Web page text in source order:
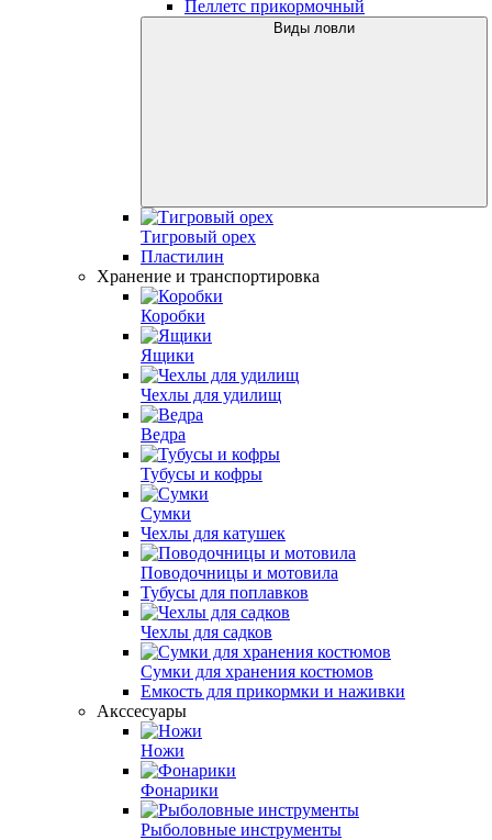
Пеллетс прикормочный
Виды ловли
Тигровый орех
Пластилин
Хранение и транспортировка
Коробки
Ящики
Чехлы для удилищ
Ведра
Тубусы и кофры
Сумки
Чехлы для катушек
Поводочницы и мотовила
Тубусы для поплавков
Чехлы для садков
Сумки для хранения костюмов
Емкость для прикормки и наживки
Акссесуары
Ножи
Фонарики
Рыболовные инструменты